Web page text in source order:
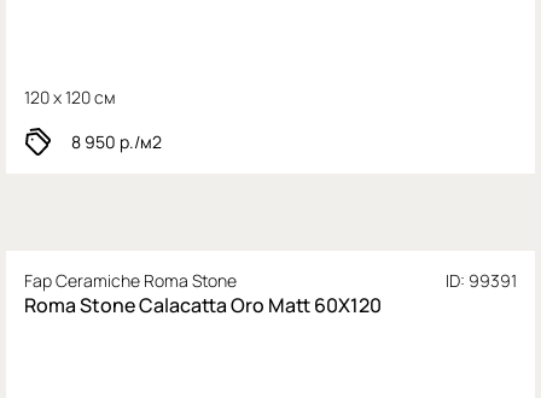
120 x 120 см
8 950 р./м2
Fap Ceramiche Roma Stone ID: 99391
Roma Stone Calacatta Oro Matt 60X120